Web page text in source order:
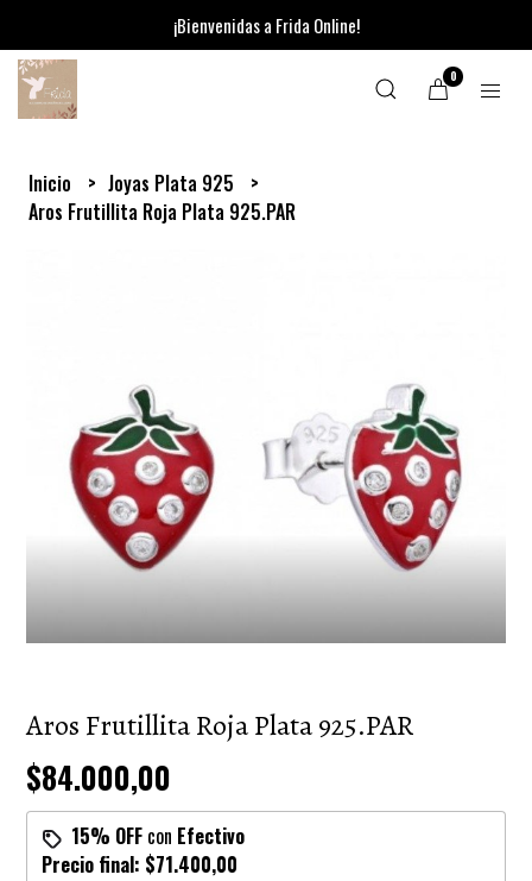
¡Bienvenidas a Frida Online!
0
Inicio
Joyas Plata 925
Aros Frutillita Roja Plata 925.PAR
Aros Frutillita Roja Plata 925.PAR
$84.000,00
15% OFF con Efectivo
Precio final: $71.400,00